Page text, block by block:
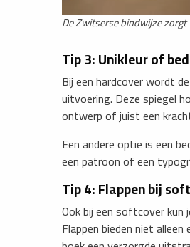
​De Zwitserse bindwijze
Tip 3: Unikleur of
Bij een hardcover wordt
uitvoering. Deze spiegel
ontwerp of juist een
Een andere optie is een
een patroon of een
​Tip 4: Flappen bij
Ook bij een softcover kun
Flappen bieden niet